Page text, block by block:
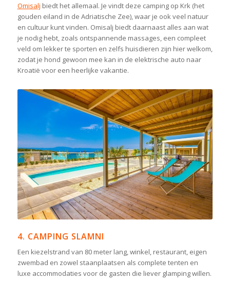
Omisalj biedt het allemaal. Je vindt deze camping op Krk (het
gouden eiland in de Adriatische Zee), waar je ook veel natuur
en cultuur kunt vinden. Omisalj biedt daarnaast alles aan wat
je nodig hebt, zoals ontspannende massages, een compleet
veld om lekker te sporten en zelfs huisdieren zijn hier welkom,
zodat je hond gewoon mee kan in de elektrische auto naar
Kroatië voor een heerlijke vakantie.
4. CAMPING SLAMNI
Een kiezelstrand van 80 meter lang, winkel, restaurant, eigen
zwembad en zowel staanplaatsen als complete tenten en
luxe accommodaties voor de gasten die liever glamping willen.